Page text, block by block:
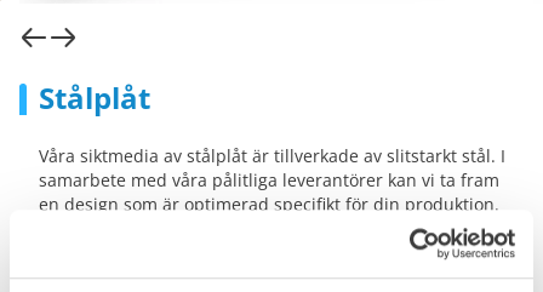
Stålplåt
Våra siktmedia av stålplåt är tillverkade av slitstarkt stål. I
samarbete med våra pålitliga leverantörer kan vi ta fram
en design som är optimerad specifikt för din produktion.
Tack vare den robusta plåten erbjuder vår siktduk en stor,
öppen siktyta, vilket ger mycket hög kapacitet.